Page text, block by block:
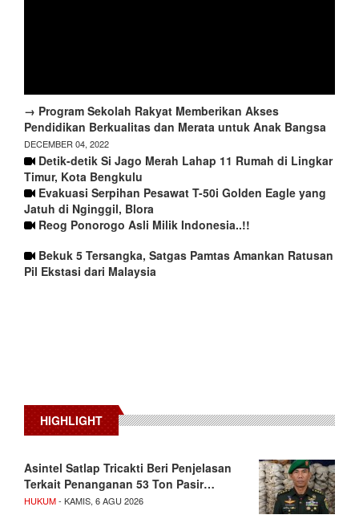
→ Program Sekolah Rakyat Memberikan Akses
Pendidikan Berkualitas dan Merata untuk Anak Bangsa
DECEMBER 04, 2022
Detik-detik Si Jago Merah Lahap 11 Rumah di Lingkar
Timur, Kota Bengkulu
Evakuasi Serpihan Pesawat T-50i Golden Eagle yang
Jatuh di Nginggil, Blora
Reog Ponorogo Asli Milik Indonesia..!!
Bekuk 5 Tersangka, Satgas Pamtas Amankan Ratusan
Pil Ekstasi dari Malaysia
HIGHLIGHT
Asintel Satlap Tricakti Beri Penjelasan
Terkait Penanganan 53 Ton Pasir…
HUKUM- KAMIS, 6 AGU 2026